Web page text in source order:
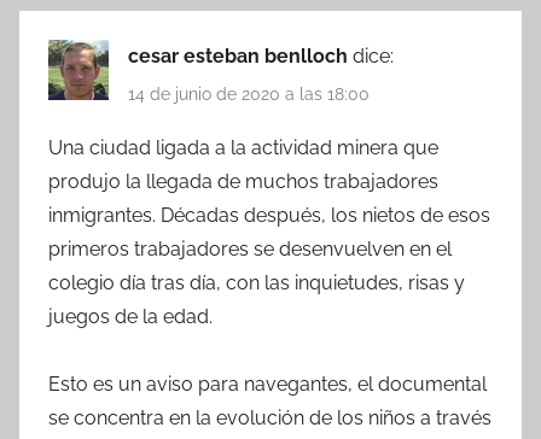
cesar esteban benlloch dice:
14 de junio de 2020 a las 18:00
Una ciudad ligada a la actividad minera que
produjo la llegada de muchos trabajadores
inmigrantes. Décadas después, los nietos de esos
primeros trabajadores se desenvuelven en el
colegio día tras día, con las inquietudes, risas y
juegos de la edad.
Esto es un aviso para navegantes, el documental
se concentra en la evolución de los niños a través